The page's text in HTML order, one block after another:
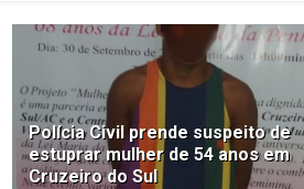
Polícia Civil prende suspeito de
estuprar mulher de 54 anos em
Cruzeiro do Sul